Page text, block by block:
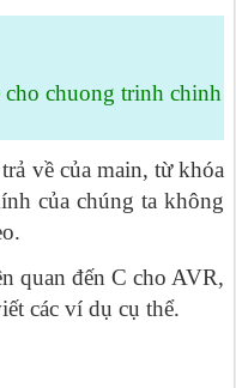
cho chuong trinh chinh
về của main, từ khóa
của chúng ta không
quan đến C cho AVR,
các ví dụ cụ thể.